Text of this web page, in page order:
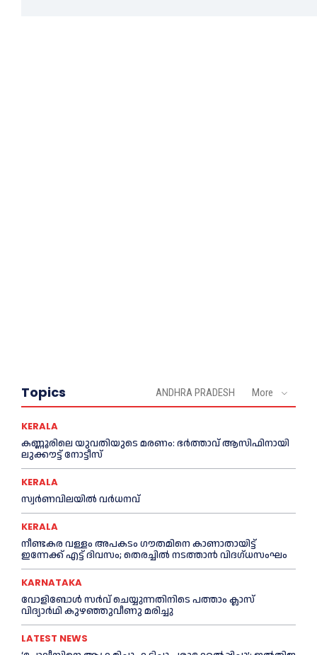
Topics ANDHRA PRADESH More
KERALA
കണ്ണൂരിലെ യുവതിയുടെ മരണം: ഭര്‍ത്താവ് ആസിഫിനായി
ലുക്കൗട്ട് നോട്ടീസ്
KERALA
സ്വർണവിലയിൽ വർധനവ്
KERALA
നീണ്ടകര വള്ളം അപകടം ഗൗതമിനെ കാണാതായിട്ട്
ഇന്നേക്ക് എട്ട് ദിവസം; തെരച്ചില്‍ നടത്താൻ വിദഗ്ധസംഘം
KARNATAKA
വോളിബോൾ സർവ് ചെയ്യുന്നതിനിടെ പത്താം ക്ലാസ്
വിദ്യാർഥി കുഴഞ്ഞുവീണു മരിച്ചു
LATEST NEWS